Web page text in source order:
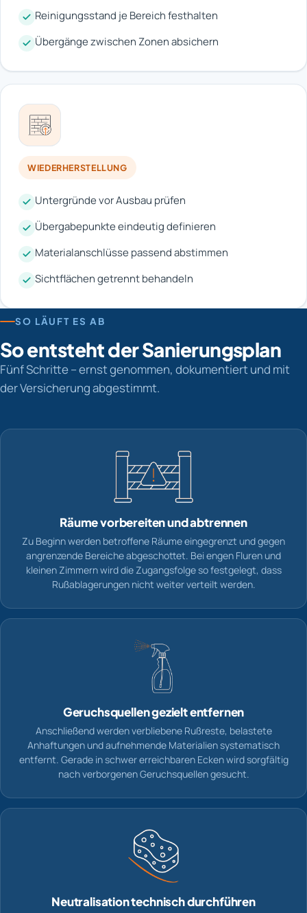
Reinigungsstand je Bereich festhalten
Übergänge zwischen Zonen absichern
WIEDERHERSTELLUNG
Untergründe vor Ausbau prüfen
Übergabepunkte eindeutig definieren
Materialanschlüsse passend abstimmen
Sichtflächen getrennt behandeln
SO LÄUFT ES AB
So entsteht der Sanierungsplan
Fünf Schritte – ernst genommen, dokumentiert und mit
der Versicherung abgestimmt.
Räume vorbereiten und abtrennen
Zu Beginn werden betroffene Räume eingegrenzt und gegen
angrenzende Bereiche abgeschottet. Bei engen Fluren und
kleinen Zimmern wird die Zugangsfolge so festgelegt, dass
Rußablagerungen nicht weiter verteilt werden.
Geruchsquellen gezielt entfernen
Anschließend werden verbliebene Rußreste, belastete
Anhaftungen und aufnehmende Materialien systematisch
entfernt. Gerade in schwer erreichbaren Ecken wird sorgfältig
nach verborgenen Geruchsquellen gesucht.
Neutralisation technisch durchführen